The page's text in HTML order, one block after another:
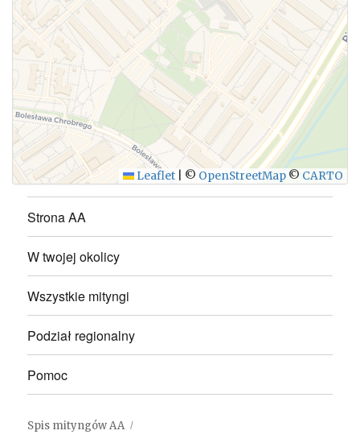
Leaflet © OpenStreetMap © CARTO
Strona AA
W twojej okolicy
Wszystkie mityngi
Podział regionalny
Pomoc
Spis mityngów AA